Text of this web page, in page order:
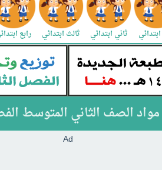
ثاني ابتدائي ثالث ابتدائي رابع
الصف الثاني المتوسط الفصل
Ad